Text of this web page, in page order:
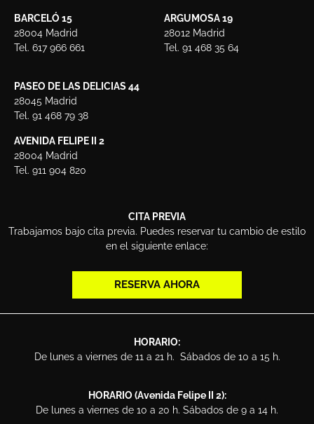
BARCELÓ 15
28004 Madrid
Tel. 617 966 661
ARGUMOSA 19
28012 Madrid
Tel. 91 468 35 64
PASEO DE LAS DELICIAS 44
28045 Madrid
Tel. 91 468 79 38
AVENIDA FELIPE II 2
28004 Madrid
Tel. 911 904 820
CITA PREVIA
Trabajamos bajo cita previa. Puedes reservar tu cambio de estilo
en el siguiente enlace:
RESERVA AHORA
HORARIO:
De lunes a viernes de 11 a 21 h. Sábados de 10 a 15 h.
HORARIO (Avenida Felipe II 2):
De lunes a viernes de 10 a 20 h. Sábados de 9 a 14 h.